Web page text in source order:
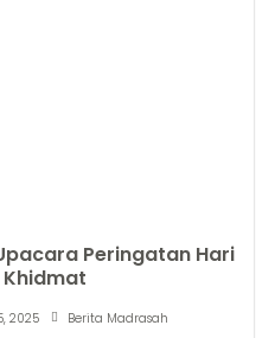
Peringatan Hari
2025 Berita Madrasah